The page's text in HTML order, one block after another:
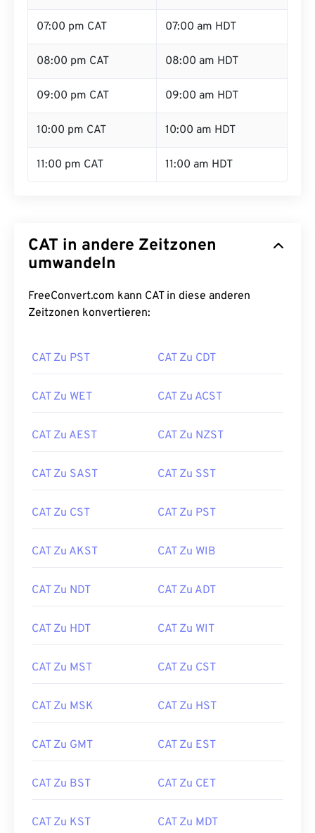
07:00 pm CAT 07:00 am HDT
08:00 pm CAT 08:00 am HDT
09:00 pm CAT 09:00 am HDT
10:00 pm CAT 10:00 am HDT
11:00 pm CAT 11:00 am HDT
CAT in andere Zeitzonen
umwandeln
FreeConvert.com kann CAT in diese anderen
Zeitzonen konvertieren:
CAT Zu PST CAT Zu CDT
CAT Zu WET CAT Zu ACST
CAT Zu AEST CAT Zu NZST
CAT Zu SAST CAT Zu SST
CAT Zu CST CAT Zu PST
CAT Zu AKST CAT Zu WIB
CAT Zu NDT CAT Zu ADT
CAT Zu HDT CAT Zu WIT
CAT Zu MST CAT Zu CST
CAT Zu MSK CAT Zu HST
CAT Zu GMT CAT Zu EST
CAT Zu BST CAT Zu CET
CAT Zu KST CAT Zu MDT